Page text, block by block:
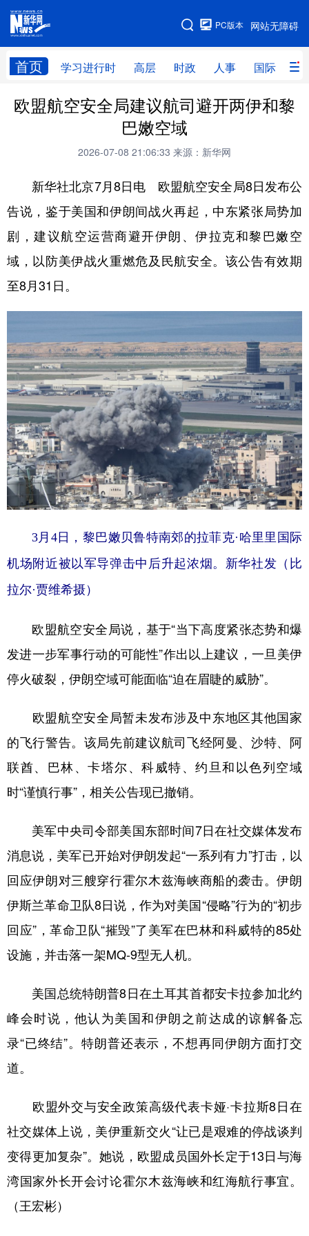
网站无障碍
PC版本
首页 学习进行时 高层 时政 人事 国际 财
网站地图
学习进行时 高层 时政 人事
财经 网评
全球连线
科技 科创 量子 体育
文化 书画 健康 军事
法律
城市 旅游 能源 会展
彩票 娱乐 时尚 悦读
公益 一带一路 亚太网 上市公司
文化产业
地方频道
北京 天津 河北 山西
辽宁 吉林 上海 江苏
浙江
山东 河南 湖北 湖南
广东 广西 海南 重庆
四川 贵州 云南 西藏
陕西 甘肃 青海 宁夏
新疆 内蒙古 黑龙江
多语种频道
English Español
Русский язык 日本語 한국어
Deutsch Português
欧盟航空安全局建议航司避开两伊和黎
巴嫩空域
2026-07-08 21:06:33 来源：新华网
新华社北京7月8日电 欧盟航空安全局8日发布公
告说，鉴于美国和伊朗间战火再起，中东紧张局势加
剧，建议航空运营商避开伊朗、伊拉克和黎巴嫩空
域，以防美伊战火重燃危及民航安全。该公告有效期
至8月31日。
3月4日，黎巴嫩贝鲁特南郊的拉菲克·哈里里国际
机场附近被以军导弹击中后升起浓烟。新华社发（比
拉尔·贾维希摄）
欧盟航空安全局说，基于“当下高度紧张态势和爆
发进一步军事行动的可能性”作出以上建议，一旦美伊
停火破裂，伊朗空域可能面临“迫在眉睫的威胁”。
欧盟航空安全局暂未发布涉及中东地区其他国家
的飞行警告。该局先前建议航司飞经阿曼、沙特、阿
联酋、巴林、卡塔尔、科威特、约旦和以色列空域
时“谨慎行事”，相关公告现已撤销。
美军中央司令部美国东部时间7日在社交媒体发布
消息说，美军已开始对伊朗发起“一系列有力”打击，以
回应伊朗对三艘穿行霍尔木兹海峡商船的袭击。伊朗
伊斯兰革命卫队8日说，作为对美国“侵略”行为的“初步
回应”，革命卫队“摧毁”了美军在巴林和科威特的85处
设施，并击落一架MQ-9型无人机。
美国总统特朗普8日在土耳其首都安卡拉参加北约
峰会时说，他认为美国和伊朗之前达成的谅解备忘
录“已终结”。特朗普还表示，不想再同伊朗方面打交
道。
欧盟外交与安全政策高级代表卡娅·卡拉斯8日在
社交媒体上说，美伊重新交火“让已是艰难的停战谈判
变得更加复杂”。她说，欧盟成员国外长定于13日与海
湾国家外长开会讨论霍尔木兹海峡和红海航行事宜。
（王宏彬）